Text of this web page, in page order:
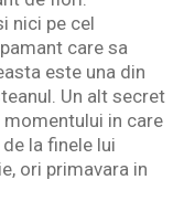
nici pe cel
care sa
este una din
Un alt secret
momentului in care
la finele lui
ori primavara in